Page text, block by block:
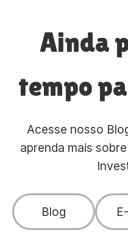
Ainda
tempo
Acesse nosso
aprenda mais
Blog